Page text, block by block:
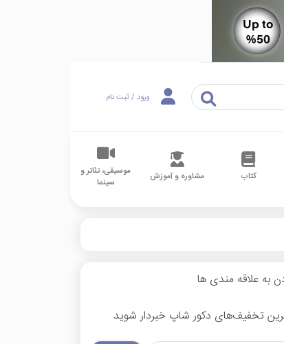
ورود / ثبت نام
کتاب مشاوره و آموزش
موسیقی، تئاتر و
سینما
به علاقه مندی ها
تخفیف‌های دکور شاپ خبردار شوید